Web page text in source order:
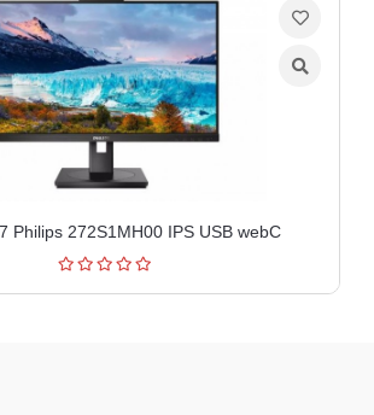
Philips 272S1MH00 IPS USB webC